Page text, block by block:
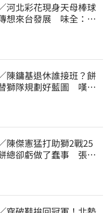
河北彩花現身天母棒球
想來台發展 味全：歡
陳鏞基退休誰接班？餅
獅隊規劃好藍圖 嘆新
陳傑憲猛打助獅2戰25
總卻虧做了蠢事 張翔